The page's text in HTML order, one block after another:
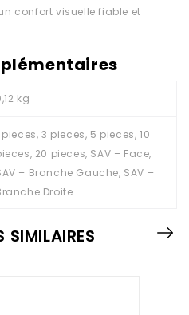
confort visuelle fiable et
kg
pieces, 3 pieces, 5 pieces, 10
20 pieces, SAV – Face,
– Branche Gauche, SAV –
Droite
SIMILAIRES